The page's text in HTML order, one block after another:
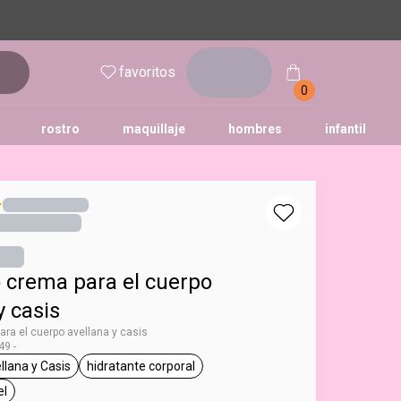
favoritos
0
rostro maquillaje hombres infantil
crema para el cuerpo
casis
el cuerpo avellana y casis
-
etiqueta Avellana y Casis
y Casis
etiqueta hidratante corporal
hidratante corporal